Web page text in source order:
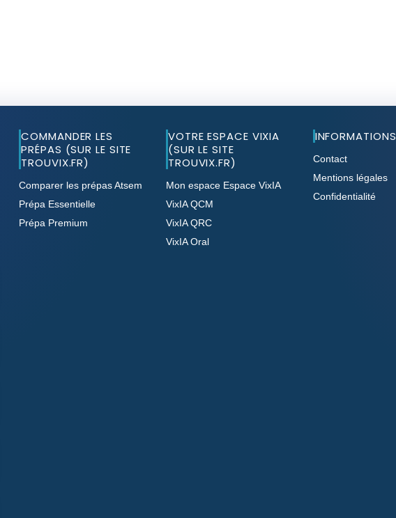
COMMANDER LES
PRÉPAS (SUR LE SITE
TROUVIX.FR)
Comparer les prépas Atsem
Prépa Essentielle
Prépa Premium
VOTRE ESPACE VIXIA
(SUR LE SITE
TROUVIX.FR)
Mon espace Espace VixIA
VixIA QCM
VixIA QRC
VixIA Oral
INFORMATIONS
Contact
Mentions légales
Confidentialité